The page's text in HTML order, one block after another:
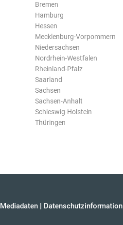
Bremen
Hamburg
Hessen
Mecklenburg-Vorpommern
Niedersachsen
Nordrhein-Westfalen
Rheinland-Pfalz
Saarland
Sachsen
Sachsen-Anhalt
Schleswig-Holstein
Thüringen
Mediadaten | Datenschutzinformation